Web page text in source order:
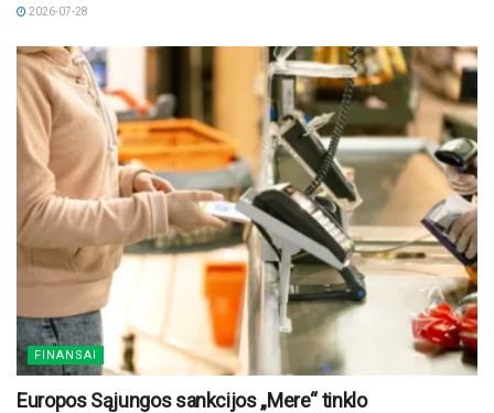
2026-07-28
FINANSAI
Europos Sąjungos sankcijos „Mere“ tinklo